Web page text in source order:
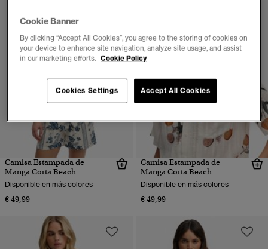
Camisa Estampada de
Manga Corta Beach
Disponible en más colores
€ 49,99
Camisa Estampada de
Manga Corta Beach
Disponible en más colores
€ 49,99
Cookie Banner
By clicking “Accept All Cookies”, you agree to the storing of cookies on
your device to enhance site navigation, analyze site usage, and assist
in our marketing efforts. Cookie Policy
Accept All Cookies
Cookies Settings